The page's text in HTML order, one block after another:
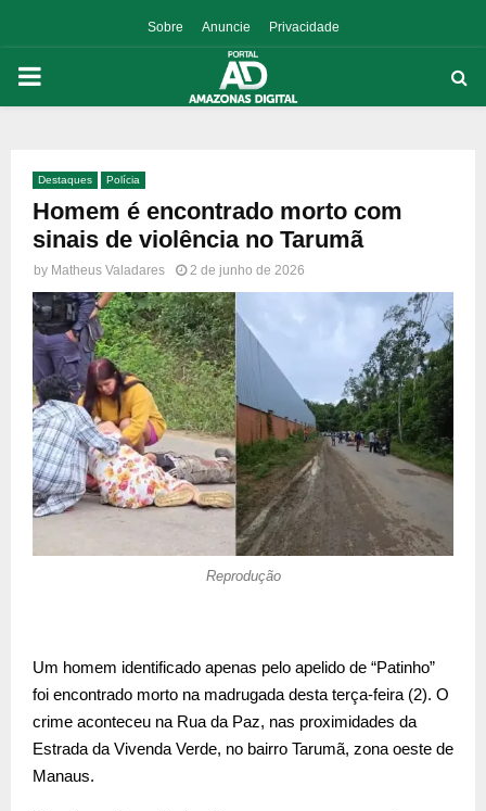
Sobre Anuncie Privacidade
PRIMARY
Destaques Polícia
Homem é encontrado morto com
sinais de violência no Tarumã
by Matheus Valadares 2 de junho de 2026
Reprodução
Um homem identificado apenas pelo apelido de “Patinho”
foi encontrado morto na madrugada desta terça-feira (2). O
crime aconteceu na Rua da Paz, nas proximidades da
Estrada da Vivenda Verde, no bairro Tarumã, zona oeste de
Manaus.